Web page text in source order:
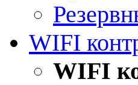
WIFI
WIFI